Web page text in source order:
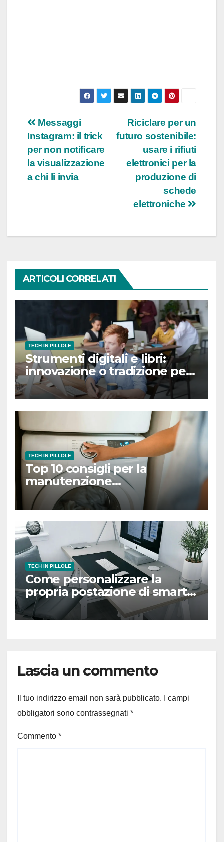
Navigazione
articoli
Riciclare per un
futuro sostenibile:
usare i rifiuti
elettronici per la
produzione di
schede
elettroniche
Messaggi
Instagram: il trick
per non notificare
la visualizzazione
a chi li invia
ARTICOLI CORRELATI
TECH IN PILLOLE
Strumenti digitali e libri:
innovazione o tradizione per
la didattica a scuola?
TECH IN PILLOLE
Top 10 consigli per la
manutenzione
dell’asciugatrice
TECH IN PILLOLE
Come personalizzare la
propria postazione di smart
working
Lascia un commento
Il tuo indirizzo email non sarà pubblicato.
I campi
obbligatori sono contrassegnati *
Commento *